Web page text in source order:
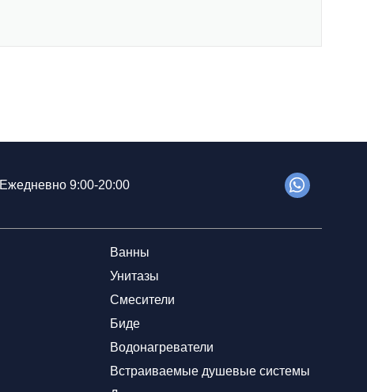
Ежедневно 9:00-20:00
Ванны
Унитазы
Смесители
Биде
Водонагреватели
Встраиваемые душевые системы